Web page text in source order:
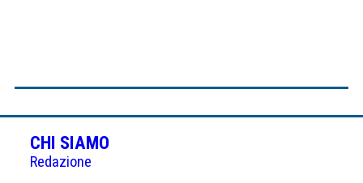
CHI SIAMO
Redazione